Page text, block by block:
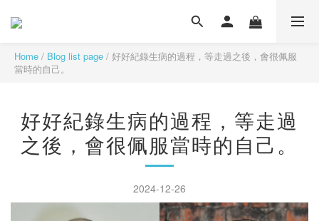
Home / Blog list page / 好好紀錄生病的過程，等走過之後，會很佩服
當時的自己。
好好紀錄生病的過程，等走過
之後，會很佩服當時的自己。
2024-12-26